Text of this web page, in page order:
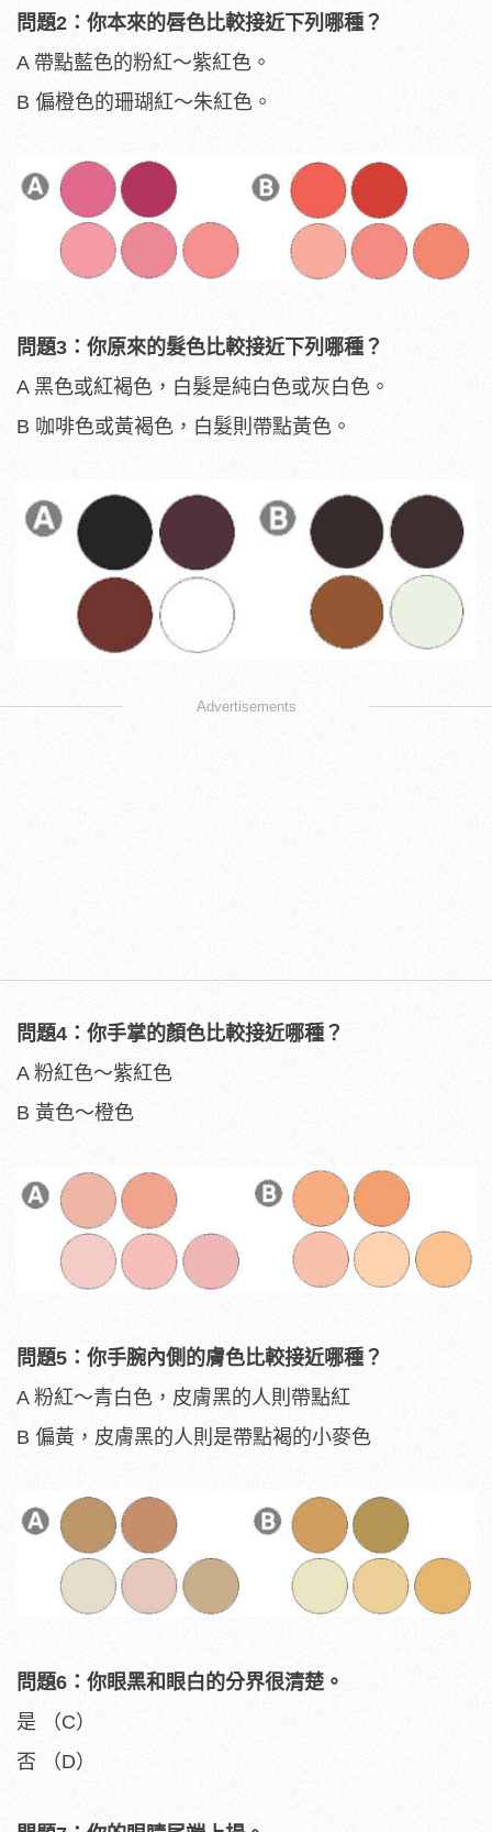
問題2：你本來的唇色比較接近下列哪種？
A 帶點藍色的粉紅～紫紅色。
B 偏橙色的珊瑚紅～朱紅色。
問題3：你原來的髮色比較接近下列哪種？
A 黑色或紅褐色，白髮是純白色或灰白色。
B 咖啡色或黃褐色，白髮則帶點黃色。
Advertisements
問題4：你手掌的顏色比較接近哪種？
A 粉紅色～紫紅色
B 黃色～橙色
問題5：你手腕內側的膚色比較接近哪種？
A 粉紅～青白色，皮膚黑的人則帶點紅
B 偏黃，皮膚黑的人則是帶點褐的小麥色
問題6：你眼黑和眼白的分界很清楚。
是 （C）
否 （D）